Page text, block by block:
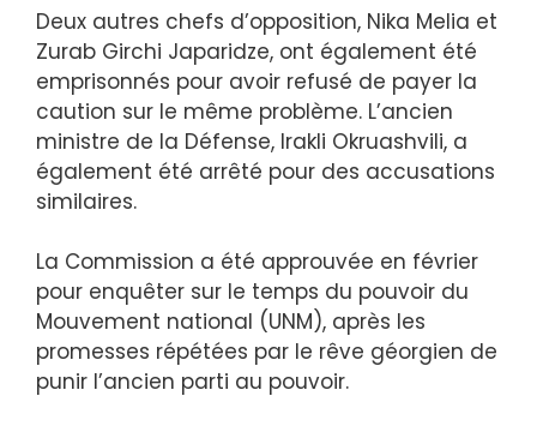
Deux autres chefs d’opposition, Nika Melia et
Zurab Girchi Japaridze, ont également été
emprisonnés pour avoir refusé de payer la
caution sur le même problème. L’ancien
ministre de la Défense, Irakli Okruashvili, a
également été arrêté pour des accusations
similaires.
La Commission a été approuvée en février
pour enquêter sur le temps du pouvoir du
Mouvement national (UNM), après les
promesses répétées par le rêve géorgien de
punir l’ancien parti au pouvoir.